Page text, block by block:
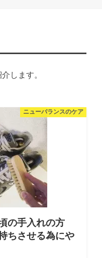
します。
ニューバランスのケア
の手入れの方
ちさせる為にや